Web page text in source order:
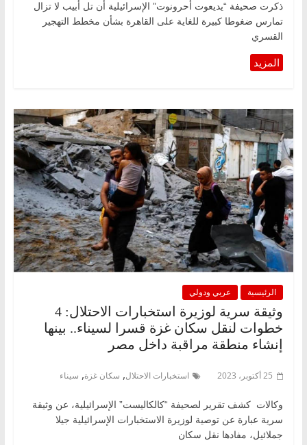
ذكرت صحيفة “يديعوت أحرونوت” الإسرائيلية أن تل أبيب لا تزال
تمارس ضغوطا كبيرة للغاية على القاهرة بشأن مخطط التهجير
القسري
الرئيسية عربي ودولي
وثيقة سرية لوزيرة استخبارات الاحتلال: 4
خطوات لنقل سكان غزة قسرا لسيناء.. بينها
إنشاء منطقة مراقبة داخل مصر
25 أكتوبر، 2023 استخبارات الاحتلال, سكان غزة, سيناء
وكالات كشف تقرير لصحيفة “كالكاليست” الإسرائيلية، عن وثيقة
سرية عبارة عن توصية لوزيرة الاستخبارات الإسرائيلية جيلا
جملائيل، مفادها نقل سكان